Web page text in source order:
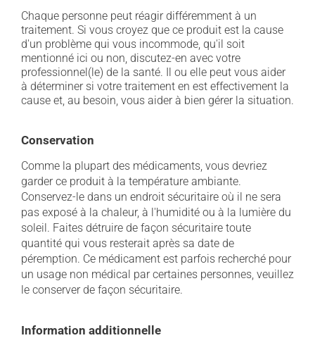
Chaque personne peut réagir différemment à un
traitement. Si vous croyez que ce produit est la cause
d'un problème qui vous incommode, qu'il soit
mentionné ici ou non, discutez-en avec votre
professionnel(le) de la santé. Il ou elle peut vous aider
à déterminer si votre traitement en est effectivement la
cause et, au besoin, vous aider à bien gérer la situation.
Conservation
Comme la plupart des médicaments, vous devriez
garder ce produit à la température ambiante.
Conservez-le dans un endroit sécuritaire où il ne sera
pas exposé à la chaleur, à l'humidité ou à la lumière du
soleil. Faites détruire de façon sécuritaire toute
quantité qui vous resterait après sa date de
péremption. Ce médicament est parfois recherché pour
un usage non médical par certaines personnes, veuillez
le conserver de façon sécuritaire.
Information additionnelle